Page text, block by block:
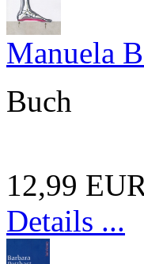
Manuela
Buch
12,99
Details ...